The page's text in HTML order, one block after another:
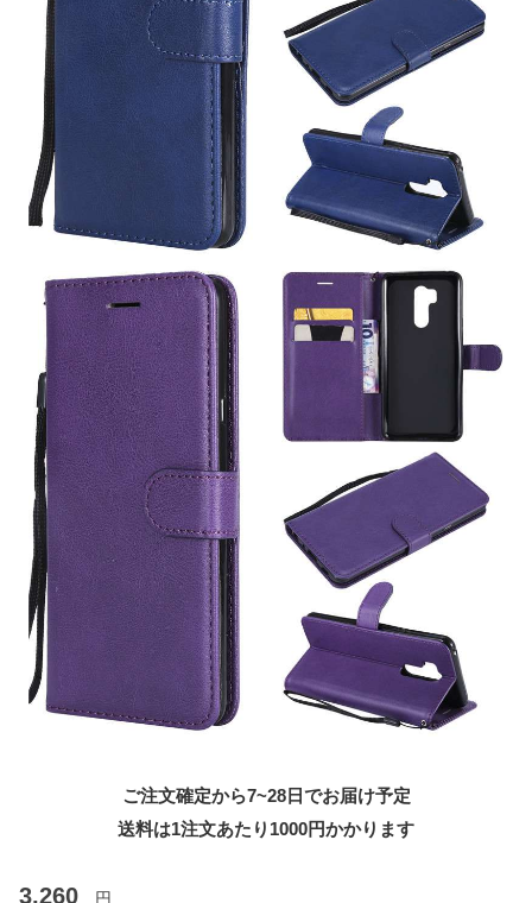
ご注文確定から7~28日でお届け予定
送料は1注文あたり 1000円かかります
3,260 円